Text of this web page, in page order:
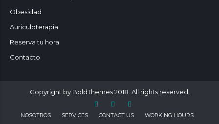
Obesidad
Auriculoterapia
Reserva tu hora
Contacto
Copyright by BoldThemes 2018. All rights reserved.
NOSOTROS SERVICES CONTACT US WORKING HOURS